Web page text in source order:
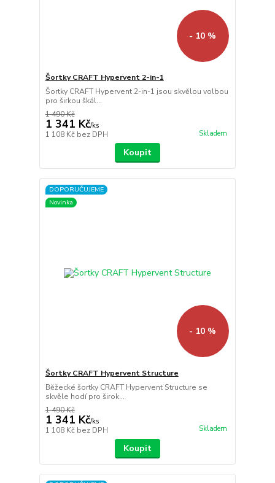
- 10 %
Šortky CRAFT Hypervent 2-in-1
Šortky CRAFT Hypervent 2-in-1 jsou skvělou volbou
pro širkou škál...
1 490 Kč
1 341 Kč/ks
1 108 Kč bez DPH Skladem
Koupit
DOPORUČUJEME
Novinka
- 10 %
Šortky CRAFT Hypervent Structure
Běžecké šortky CRAFT Hypervent Structure se
skvěle hodí pro širok...
1 490 Kč
1 341 Kč/ks
1 108 Kč bez DPH Skladem
Koupit